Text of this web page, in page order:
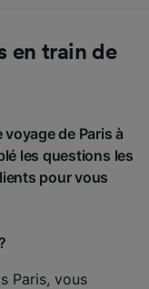
en train de
de Paris à
les questions les
pour vous
Paris, vous